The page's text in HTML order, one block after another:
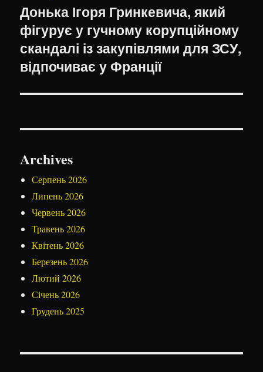
Наступний
запис:
Донька Ігоря Гринкевича, який
фігурує у гучному корупційному
скандалі із закупівлями для ЗСУ,
відпочиває у Франції
Archives
Серпень 2026
Липень 2026
Червень 2026
Травень 2026
Квітень 2026
Березень 2026
Лютий 2026
Січень 2026
Грудень 2025